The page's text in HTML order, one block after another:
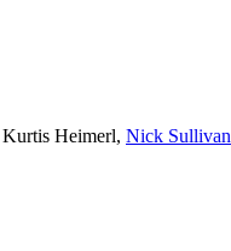
Kurtis Heimerl, Nick Sullivan